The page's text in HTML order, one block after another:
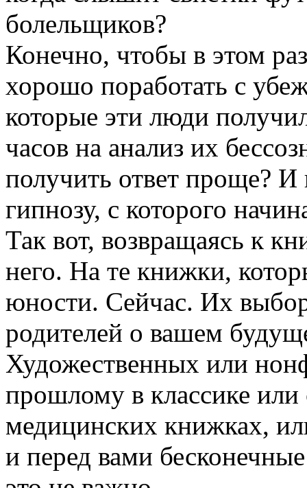
болельщиков?
Конечно, чтобы в этом
хорошо поработать с
которые эти люди
часов на анализ их
получить ответ проще?
гипнозу, с которого
Так вот, возвращаясь к
него. На те книжки,
юности. Сейчас. Их
родителей о вашем
Художественных или
прошлому в классике или
медицинских книжках,
и перед вами